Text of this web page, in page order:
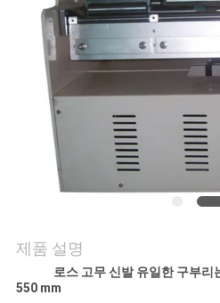
뉴
스
제품 설명
로스 고무 신발 유일한 구부리
550 mm